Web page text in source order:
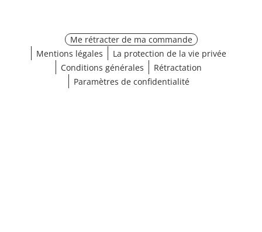
Me rétracter de ma commande
Mentions légales
La protection de la vie privée
Conditions générales
Rétractation
Paramètres de confidentialité